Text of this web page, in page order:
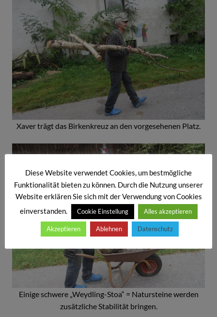
Xaver trägt das Birkenkreuz an den vorgesehenen Platz.
Einige schwere „Weydling-Stoa“ = Natursteine werden
zusätzliche Stabilität bringen.
Diese Website verwendet Cookies, um bestmögliche
Funktionalität bieten zu können. Durch die Nutzung unserer
Website erklären Sie sich mit der Verwendung von Cookies
einverstanden.
Cookie Einstellung Alles akzeptieren
Akzeptieren Ablehnen Datenschutz